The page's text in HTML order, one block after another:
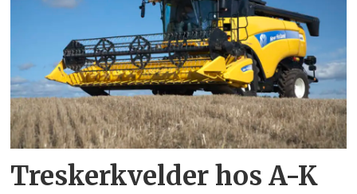
Treskerkvelder hos A-K